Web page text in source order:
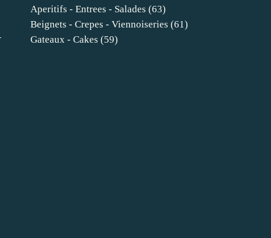
Aperitifs - Entrees - Salades (63)
Beignets - Crepes - Viennoiseries (61)
Gateaux - Cakes (59)